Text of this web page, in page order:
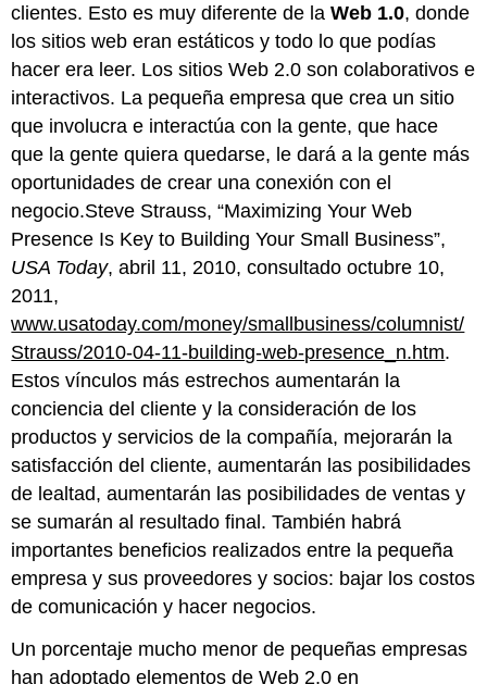
clientes. Esto es muy diferente de laWeb 1.0, donde
los sitios web eran estáticos y todo lo que podías
hacer era leer. Los sitios Web 2.0 son colaborativos e
interactivos. La pequeña empresa que crea un sitio
que involucra e interactúa con la gente, que hace
que la gente quiera quedarse, le dará a la gente más
oportunidades de crear una conexión con el
negocio.Steve Strauss, “Maximizing Your Web
Presence Is Key to Building Your Small Business”,
USA Today, abril 11, 2010, consultado octubre 10,
2011,
www.usatoday.com/money/smallbusiness/columnist/
Strauss/2010-04-11-building-web-presence_n.htm.
Estos vínculos más estrechos aumentarán la
conciencia del cliente y la consideración de los
productos y servicios de la compañía, mejorarán la
satisfacción del cliente, aumentarán las posibilidades
de lealtad, aumentarán las posibilidades de ventas y
se sumarán al resultado final. También habrá
importantes beneficios realizados entre la pequeña
empresa y sus proveedores y socios: bajar los costos
de comunicación y hacer negocios.
Un porcentaje mucho menor de pequeñas empresas
han adoptado elementos de Web 2.0 en